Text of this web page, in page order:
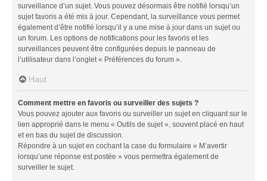
surveillance d’un sujet. Vous pouvez désormais être notifié lorsqu’un
sujet favoris a été mis à jour. Cependant, la surveillance vous permet
également d’être notifié lorsqu’il y a une mise à jour dans un sujet ou
un forum. Les options de notifications pour les favoris et les
surveillances peuvent être configurées depuis le panneau de
l’utilisateur dans l’onglet « Préférences du forum ».
Haut
Comment mettre en favoris ou surveiller des sujets ?
Vous pouvez ajouter aux favoris ou surveiller un sujet en cliquant sur le
lien approprié dans le menu « Outils de sujet », souvent placé en haut
et en bas du sujet de discussion.
Répondre à un sujet en cochant la case du formulaire « M’avertir
lorsqu’une réponse est postée » vous permettra également de
surveiller le sujet.